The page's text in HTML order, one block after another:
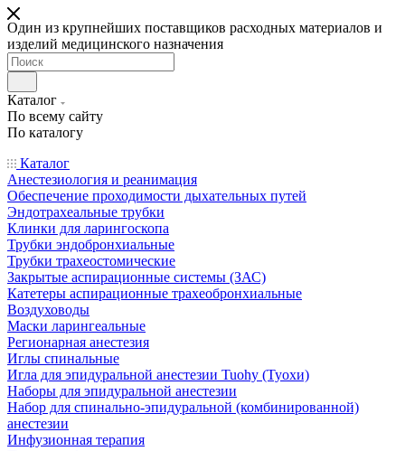
Один из крупнейших поставщиков расходных материалов и
изделий медицинского назначения
Каталог
По всему сайту
По каталогу
Каталог
Анестезиология и реанимация
Обеспечение проходимости дыхательных путей
Эндотрахеальные трубки
Клинки для ларингоскопа
Трубки эндобронхиальные
Трубки трахеостомические
Закрытые аспирационные системы (ЗАС)
Катетеры аспирационные трахеобронхиальные
Воздуховоды
Маски ларингеальные
Регионарная анестезия
Иглы спинальные
Игла для эпидуральной анестезии Tuohy (Туохи)
Наборы для эпидуральной анестезии
Набор для спинально-эпидуральной (комбинированной)
анестезии
Инфузионная терапия